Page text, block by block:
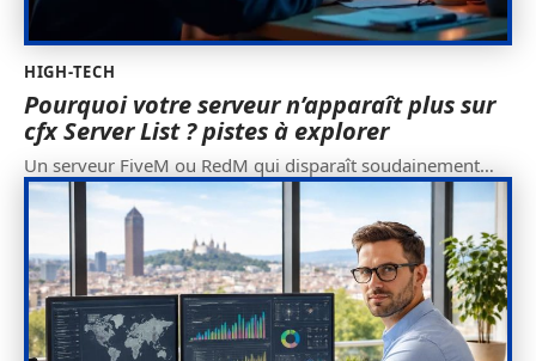
HIGH-TECH
Pourquoi votre serveur n’apparaît plus sur
cfx Server List ? pistes à explorer
Un serveur FiveM ou RedM qui disparaît soudainement…